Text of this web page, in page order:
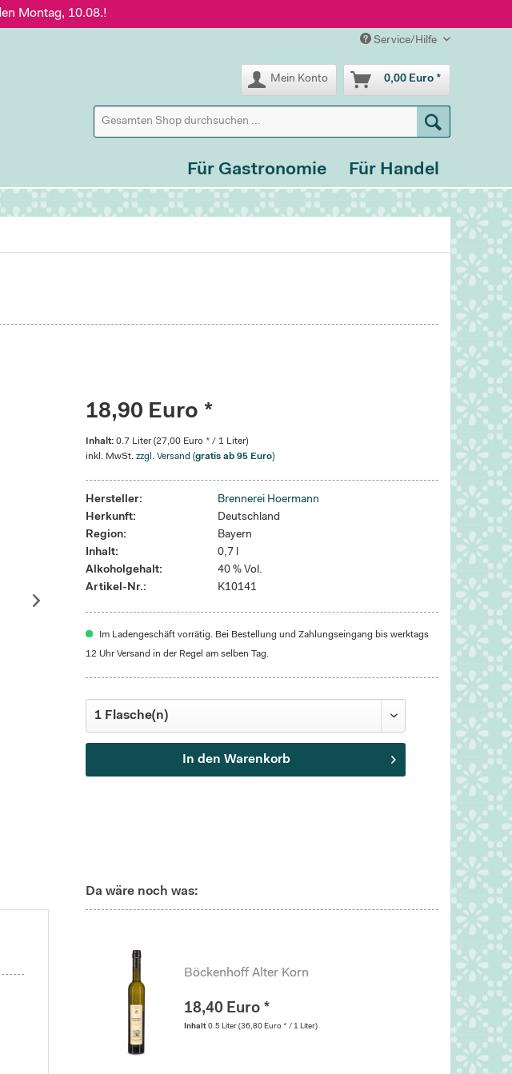
Montag, 10.08.!
95 € Warenwert
Montag, 10.08.!
Service/Hilfe
Mein Konto 0,00 Euro *
Für Handel
Für Gastronomie
18,90 Euro *
Inhalt:0.7 Liter (27,00 Euro * / 1 Liter)
inkl. MwSt.zzgl. Versand (gratis ab 95 Euro)
Hersteller:
Brennerei Hoermann
Herkunft:
Deutschland
Region:
Bayern
Inhalt:
0,7 l
Alkoholgehalt:
40 % Vol.
Artikel-Nr.:
K10141
Im Ladengeschäft vorrätig. Bei Bestellung und Zahlungseingang bis werktags
12 Uhr Versand in der Regel am selben Tag.
In den Warenkorb
Da wäre noch was:
Böckenhoff Alter Korn
18,40 Euro *
Inhalt 0.5 Liter (36,80 Euro * / 1 Liter)